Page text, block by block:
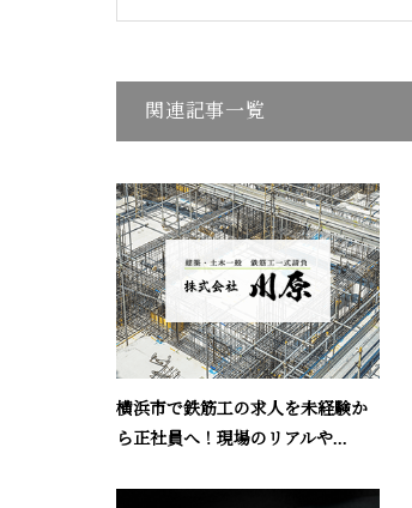
関連記事一覧
横浜市で鉄筋工の求人を未経験か
ら正社員へ！現場のリアルや...